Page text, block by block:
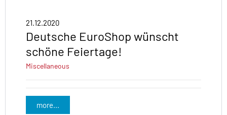
21.12.2020
Deutsche EuroShop wünscht
schöne Feiertage!
Miscellaneous
more...